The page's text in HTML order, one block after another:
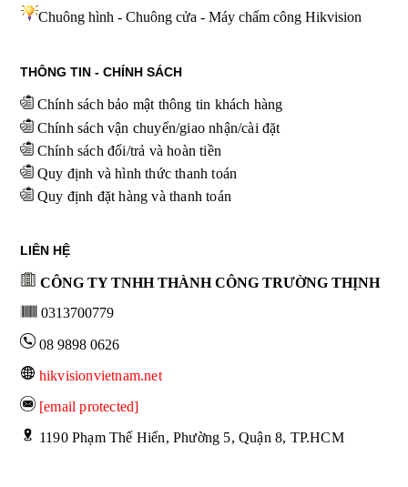
Chuông hình - Chuông cửa - Máy chấm công Hikvision
THÔNG TIN - CHÍNH SÁCH
Chính sách bảo mật thông tin khách hàng
Chính sách vận chuyển/giao nhận/cài đặt
Chính sách đổi/trả và hoàn tiền
Quy định và hình thức thanh toán
Quy định đặt hàng và thanh toán
LIÊN HỆ
CÔNG TY TNHH THÀNH CÔNG TRƯỜNG THỊNH
0313700779
08 9898 0626
hikvisionvietnam.net
[email protected]
1190 Phạm Thế Hiển, Phường 5, Quận 8, TP.HCM